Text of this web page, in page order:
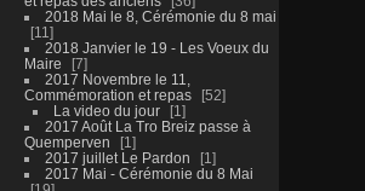
2018 Mai le 8, Cérémonie du 8 mai
11
2018 Janvier le 19 - Les Voeux du
Maire
7
2017 Novembre le 11,
Commémoration et repas
52
La video du jour
1
2017 Août La Tro Breiz passe à
Quemperven
1
2017 juillet Le Pardon
1
2017 Mai - Cérémonie du 8 Mai